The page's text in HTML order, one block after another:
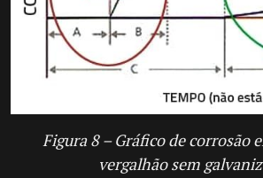
Figura 8 – Gráfico de corrosão
vergalhão sem